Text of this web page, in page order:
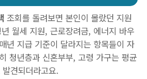
조회를 돌려보면 본인이 몰랐던 지원
월세 지원, 근로장려금, 에너지 바우
년 지급 기준이 달라지는 항목들이 자
청년층과 신혼부부, 고령 가구는 평균
견되더라고요.